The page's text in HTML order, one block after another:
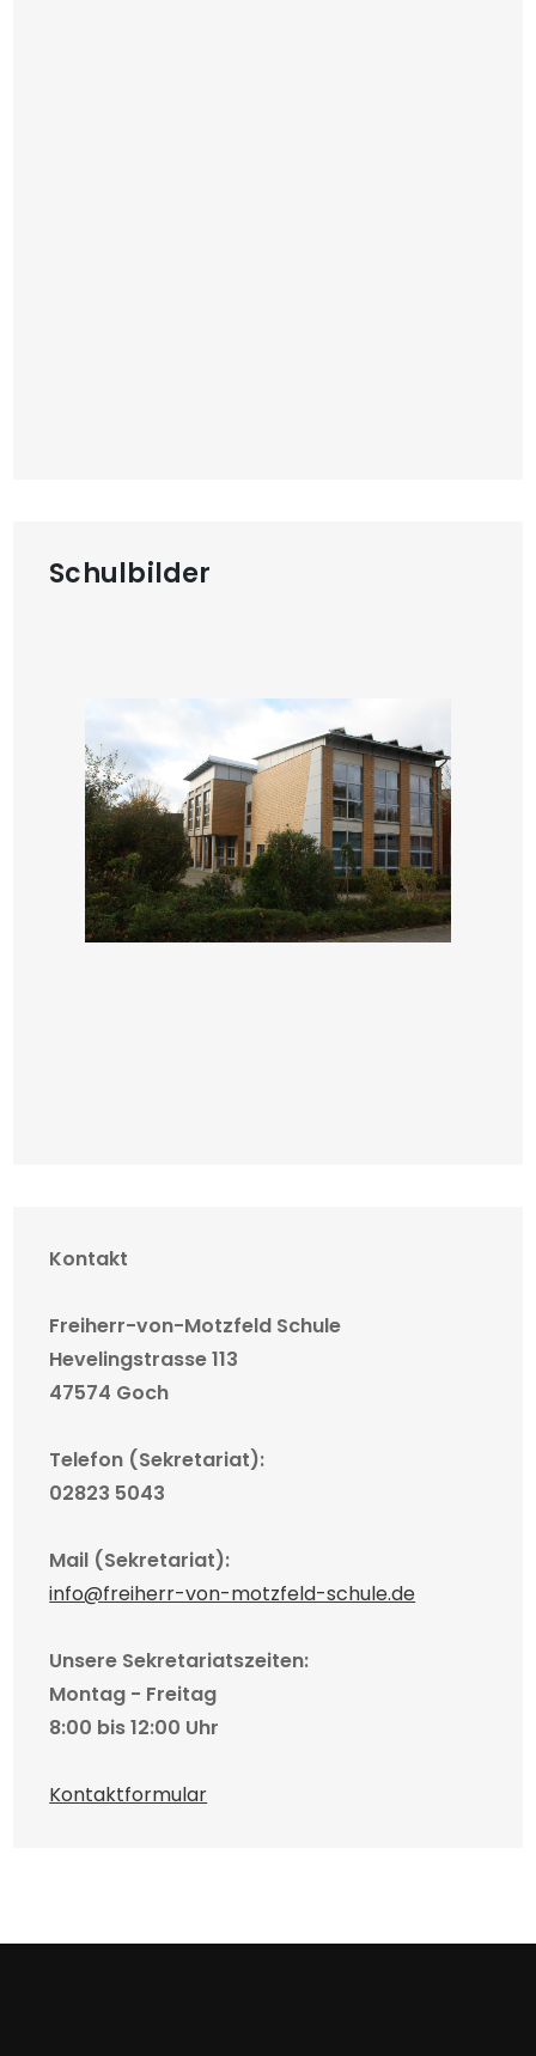
Schulbilder
Kontakt
Freiherr-von-Motzfeld Schule
Hevelingstrasse 113
47574 Goch
Telefon (Sekretariat):
02823 5043
Mail (Sekretariat):
info@freiherr-von-motzfeld-schule.de
Unsere Sekretariatszeiten:
Montag - Freitag
8:00 bis 12:00 Uhr
Kontaktformular